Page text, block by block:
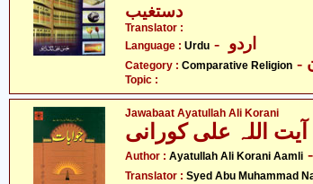
دستغیب
Translator :
Language : Urdu
Category : Comparative Religion
Topic :
Jawabaat Ayatullah Ali Korani
Author : Ayatullah Ali Korani Aamli
Translator : Syed Abu Muhammad